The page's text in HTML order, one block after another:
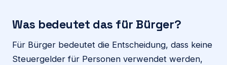
Was bedeutet das für Bürger?
Für Bürger bedeutet die Entscheidung, dass keine
Steuergelder für Personen verwendet werden,